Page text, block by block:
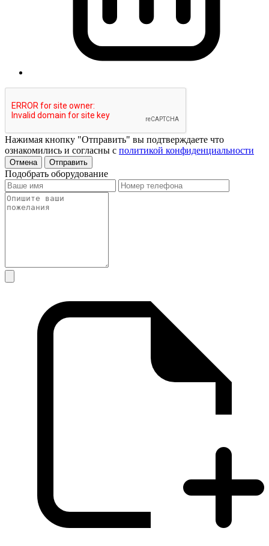
Нажимая кнопку "Отправить" вы подтверждаете что
ознакомились и согласны с политикой конфиденциальности
Отмена Отправить
Подобрать оборудование